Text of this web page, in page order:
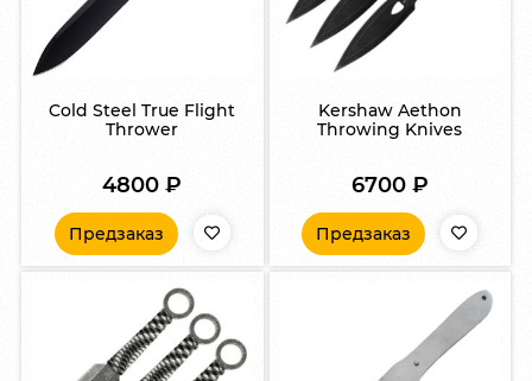
Cold Steel True Flight
Thrower
4800₽
Предзаказ
Kershaw Aethon
Throwing Knives
6700 ₽
Предзаказ